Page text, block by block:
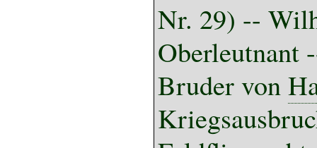
Nr. 29) --
Oberleutnant
Bruder von